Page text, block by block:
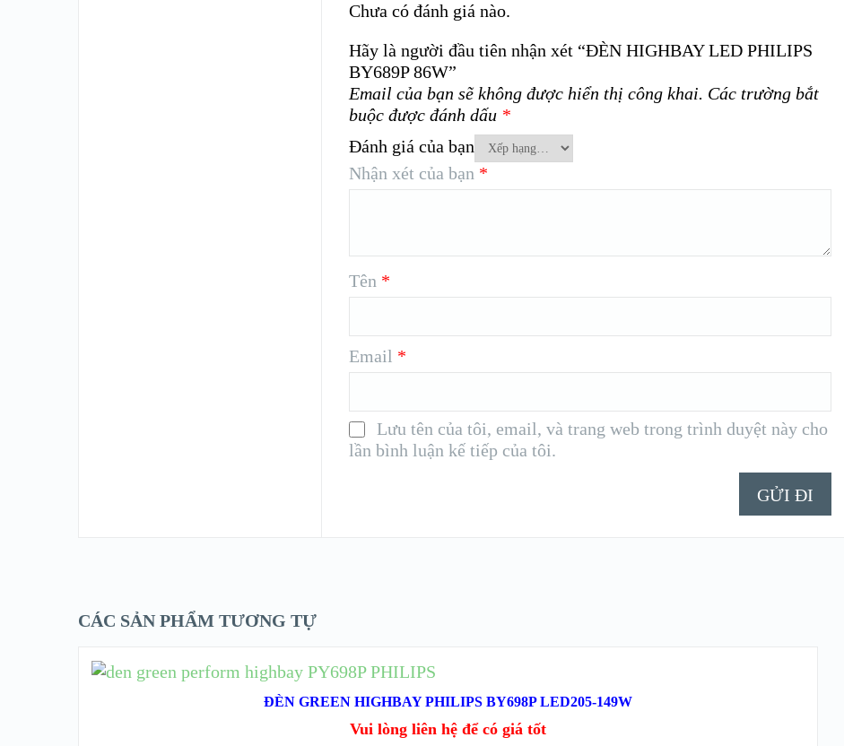
Chưa có đánh giá nào.
Hãy là người đầu tiên nhận xét “ĐÈN HIGHBAY LED PHILIPS
BY689P 86W”
Email của bạn sẽ không được hiển thị công khai. Các trường bắt
buộc được đánh dấu *
Đánh giá của bạn
Nhận xét của bạn *
Tên *
Email *
Lưu tên của tôi, email, và trang web trong trình duyệt này cho
lần bình luận kế tiếp của tôi.
CÁC SẢN PHẨM TƯƠNG TỰ
ĐỌC TIẾP
ĐÈN GREEN HIGHBAY PHILIPS BY698P LED205-149W
Vui lòng liên hệ để có giá tốt